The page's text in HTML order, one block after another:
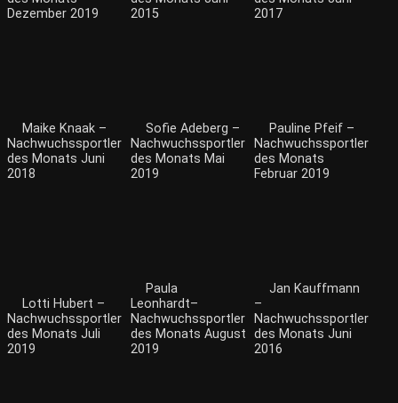
Dezember 2019
2015
2017
Maike Knaak –
Nachwuchssportler
des Monats Juni
2018
Sofie Adeberg –
Nachwuchssportler
des Monats Mai
2019
Pauline Pfeif –
Nachwuchssportler
des Monats
Februar 2019
Lotti Hubert –
Nachwuchssportler
des Monats Juli
2019
Paula
Leonhardt–
Nachwuchssportler
des Monats August
2019
Jan Kauffmann
–
Nachwuchssportler
des Monats Juni
2016